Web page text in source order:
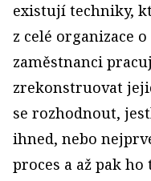
existují techniky,
z celé organizace
zaměstnanci
zrekonstruovat
se rozhodnout,
ihned, nebo
proces a až pak